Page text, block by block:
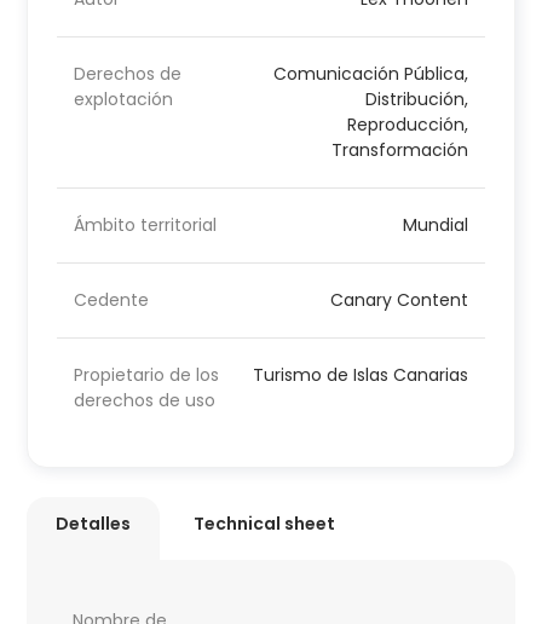
Derechos de
explotación
Comunicación Pública,
Distribución,
Reproducción,
Transformación
Ámbito territorial Mundial
Cedente Canary Content
Propietario de los
derechos de uso
Turismo de Islas Canarias
Detalles Technical sheet